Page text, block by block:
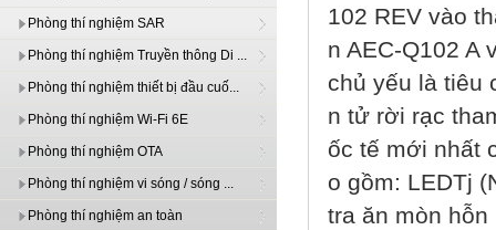
Phòng thí nghiệm SAR
Phòng thí nghiệm Truyền thông Di ...
Phòng thí nghiệm thiết bị đầu cuố...
Phòng thí nghiệm Wi-Fi 6E
Phòng thí nghiệm OTA
Phòng thí nghiệm vi sóng / sóng ...
Phòng thí nghiệm an toàn
102 REV vào
n AEC-Q102 A
chủ yếu là tiêu
n tử rời rạc
ốc tế mới nhất
o gồm: LEDTj
tra ăn mòn hỗn